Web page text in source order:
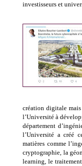
investisseurs et
création digitale
l’Université à
département
l’Université a créé
matières comme
cryptographie, la
learning, le